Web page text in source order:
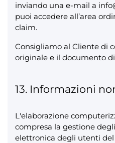
inviando una e-mail a
puoi accedere all’area
claim.
Consigliamo al Cliente di
originale e il documento
13. Informazioni
L'elaborazione
compresa la gestione
elettronica degli utenti